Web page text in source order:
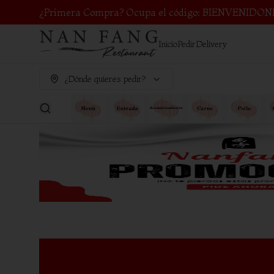
¿Primera Compra? Ocupa el código:
InicioPedirDelivery
¿Dónde quieres pedir?